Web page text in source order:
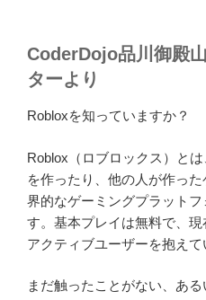
CoderDojo品川御殿
ターより
Robloxを知っていますか？
Roblox（ロブロックス）と
を作ったり、他の人が作っ
界的なゲーミングプラット
す。基本プレイは無料で、
アクティブユーザーを抱えて
まだ触ったことがない、あ